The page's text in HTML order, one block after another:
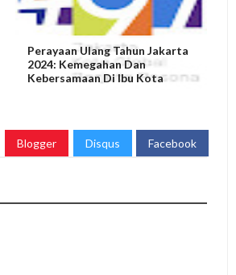
Perayaan Ulang Tahun Jakarta
2024: Kemegahan Dan
Kebersamaan Di Ibu Kota
Blogger Disqus Facebook